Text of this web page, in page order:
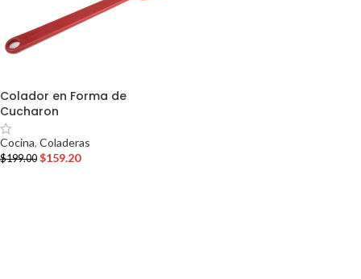
Colador en Forma de
Cucharon
Cocina, Coladeras
$199.00 $159.20